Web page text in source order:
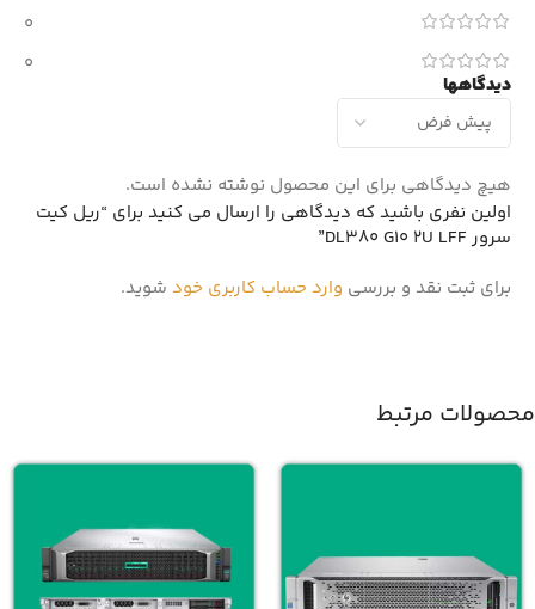
0
0
دیدگاهها
هیچ دیدگاهی برای این محصول نوشته نشده است.
اولین نفری باشید که دیدگاهی را ارسال می کنید برای “ریل کیت
سرور DL380 G10 2U LFF”
برای ثبت نقد و بررسی وارد حساب کاربری خود شوید.
محصولات مرتبط